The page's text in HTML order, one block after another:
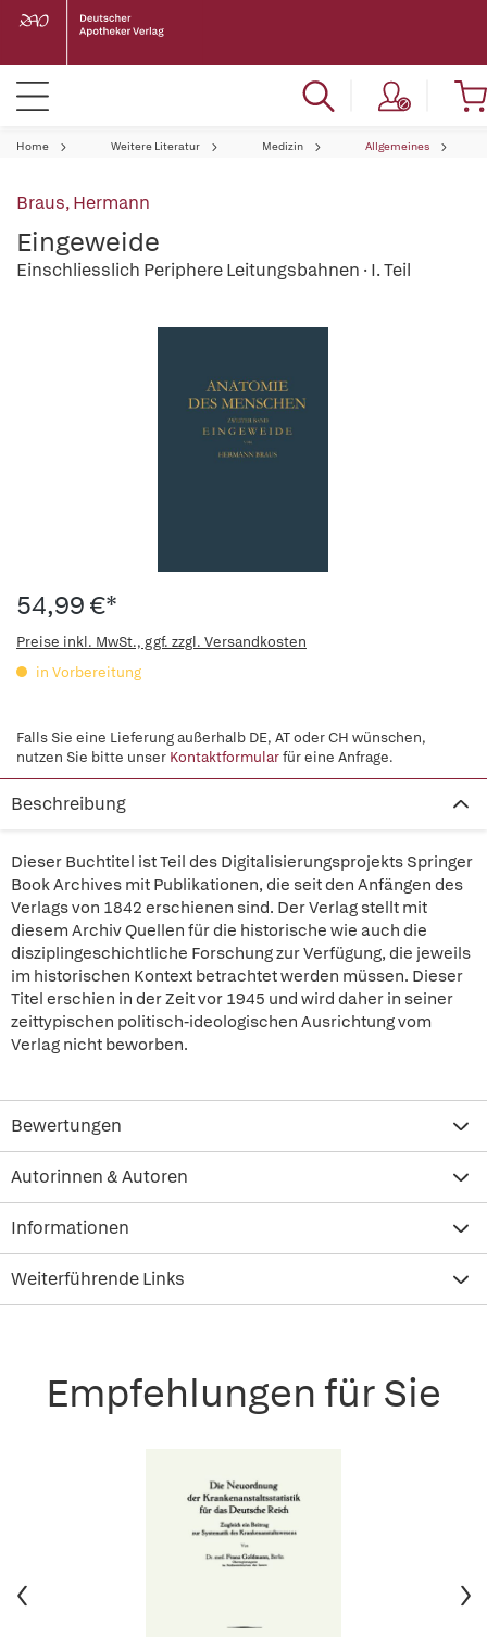
Home Weitere Literatur Medizin Allgemeines
Braus, Hermann
Eingeweide
Einschliesslich Periphere Leitungsbahnen · I. Teil
54,99 €*
Preise inkl. MwSt., ggf. zzgl. Versandkosten
in Vorbereitung
Falls Sie eine Lieferung außerhalb DE, AT oder CH wünschen,
nutzen Sie bitte unser Kontaktformularfür eine Anfrage.
Beschreibung
Dieser Buchtitel ist Teil des Digitalisierungsprojekts Springer
Book Archives mit Publikationen, die seit den Anfängen des
Verlags von 1842 erschienen sind. Der Verlag stellt mit
diesem Archiv Quellen für die historische wie auch die
disziplingeschichtliche Forschung zur Verfügung, die jeweils
im historischen Kontext betrachtet werden müssen. Dieser
Titel erschien in der Zeit vor 1945 und wird daher in seiner
zeittypischen politisch-ideologischen Ausrichtung vom
Verlag nicht beworben.
Bewertungen
Autorinnen & Autoren
Informationen
Weiterführende Links
Empfehlungen für Sie